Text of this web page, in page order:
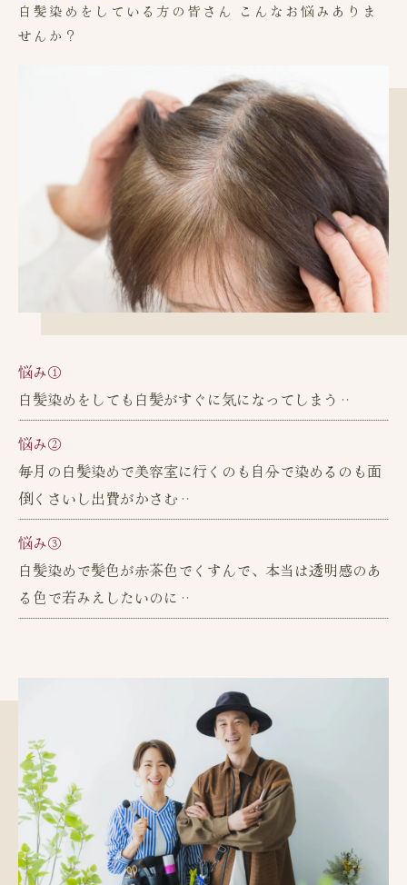
白髪染めをしている方の皆さん こんなお悩みありま
せんか？
悩み①
白髪染めをしても白髪がすぐに気になってしまう‥
悩み②
毎月の白髪染めで美容室に行くのも自分で染めるのも面
倒くさいし出費がかさむ‥
悩み③
白髪染めで髪色が赤茶色でくすんで、本当は透明感のあ
る色で若みえしたいのに‥